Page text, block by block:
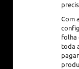
Com
folha
toda